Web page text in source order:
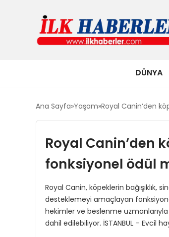
DÜNYA
Ana Sayfa Yaşam Royal Canin’den
Royal Canin’den
fonksiyonel ödül
Royal Canin, köpeklerin bağışıklık,
desteklemeyi amaçlayan
hekimler ve beslenme
dahil edilebiliyor. İSTANBUL – Evcil